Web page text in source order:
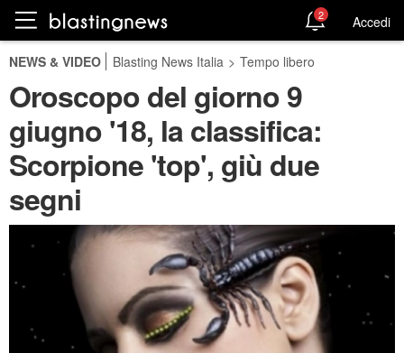
2 Accedi
NEWS & VIDEO Blasting News Italia > Tempo libero
Oroscopo del giorno 9
giugno '18, la classifica:
Scorpione 'top', giù due
segni